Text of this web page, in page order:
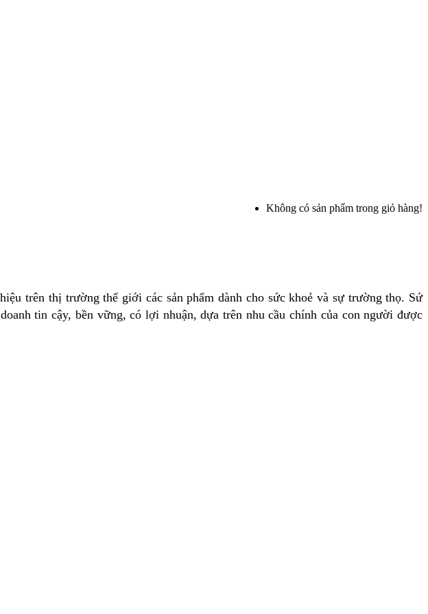
Không có sản phẩm trong giỏ hàng!
trên thị trường thế giới các sản phẩm dành cho sức khoẻ và sự trường thọ. Sứ
tin cậy, bền vững, có lợi nhuận, dựa trên nhu cầu chính của con người được